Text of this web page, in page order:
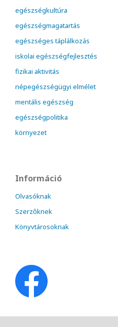
egészségkultúra
egészségmagatartás
egészséges táplálkozás
iskolai egészségfejlesztés
fizikai aktivitás
népegészségügyi elmélet
mentális egészség
egészségpolitika
környezet
Információ
Olvasóknak
Szerzőknek
Könyvtárosoknak